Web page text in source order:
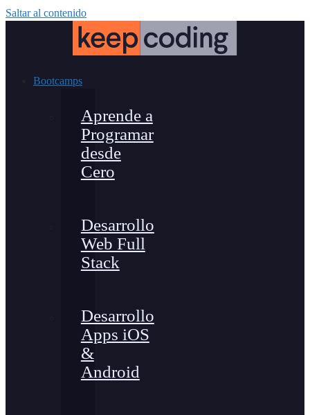
Saltar al contenido
Bootcamps
Aprende a
Programar
desde
Cero
Desarrollo
Web Full
Stack
Desarrollo
Apps iOS
&
Android